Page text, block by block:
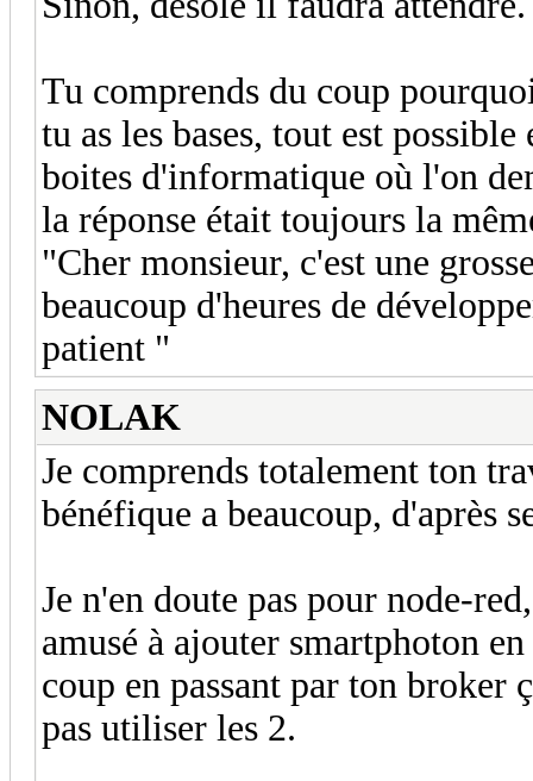
Tu comprends du coup
tu as les bases, tout est
boites d'informatique où l'on
la réponse était toujours la
"Cher monsieur, c'est une
beaucoup d'heures de
patient "
NOLAK
Je comprends totalement ton
bénéfique a beaucoup, d'après
Je n'en doute pas pour node-
amusé à ajouter smartphoton
coup en passant par ton broker
pas utiliser les 2.